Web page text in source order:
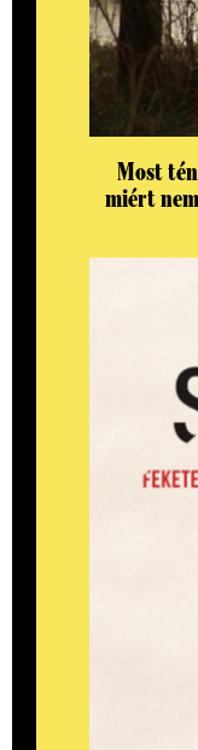
Most
miért